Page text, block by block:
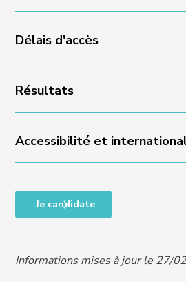
activité
Évaluation des acquis en fin
ou un rendu de projet
Délais d'accès
Admissibilité sur dossier et
Experience : réponse sous 48
Résultats
Taux de satisfaction en fin de
Taux de progression
Accessibilité et
Accessibilité des personnes en
RQTH, ou difficultés
handicap@crews-
Je candidate
Informations mises à jour le 27/